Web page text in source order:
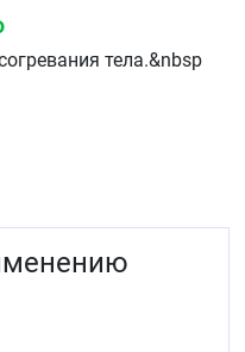
тела.&nbsp